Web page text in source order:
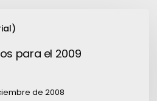
para el 2009
de 2008